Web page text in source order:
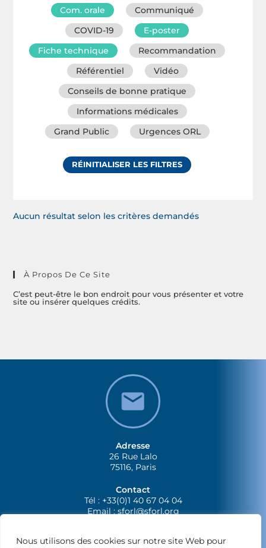
Nous utilisons des cookies sur notre site Web pour
Com. orale
Communiqué
COVID-19
E-poster
Fiche technique
Recommandation
Référentiel
Vidéo
Conseils de bonne pratique
Informations médicales
Grand Public
Urgences ORL
RÉINITIALISER LES FILTRES
Aucun résultat selon les critères demandés
À Propos De Ce Site
C’est peut-être le bon endroit pour vous présenter et votre
site ou insérer quelques crédits.
Adresse
26 Rue Lalo
75116, Paris
Contact
Tél : +33(0)1 40 67 04 04
Email :sforl@sforl.org